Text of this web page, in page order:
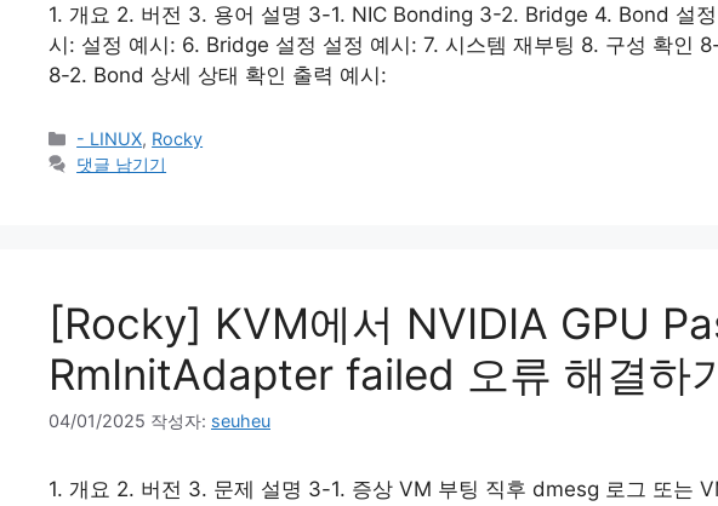
1. 개요 2. 버전 3. 용어 설명 3-1. NIC Bonding 3-2. Bridge 4. Bond 설
시: 설정 예시: 6. Bridge 설정 설정 예시: 7. 시스템 재부팅 8. 구성 확인
8-2. Bond 상세 상태 확인 출력 예시:
카
테
- LINUX, Rocky
댓글 남기기
[Rocky] KVM에서 NVIDIA GPU
RmInitAdapter failed 오류 해결하
04/01/2025 작성자: seuheu
1. 개요 2. 버전 3. 문제 설명 3-1. 증상 VM 부팅 직후 dmesg 로그 또는